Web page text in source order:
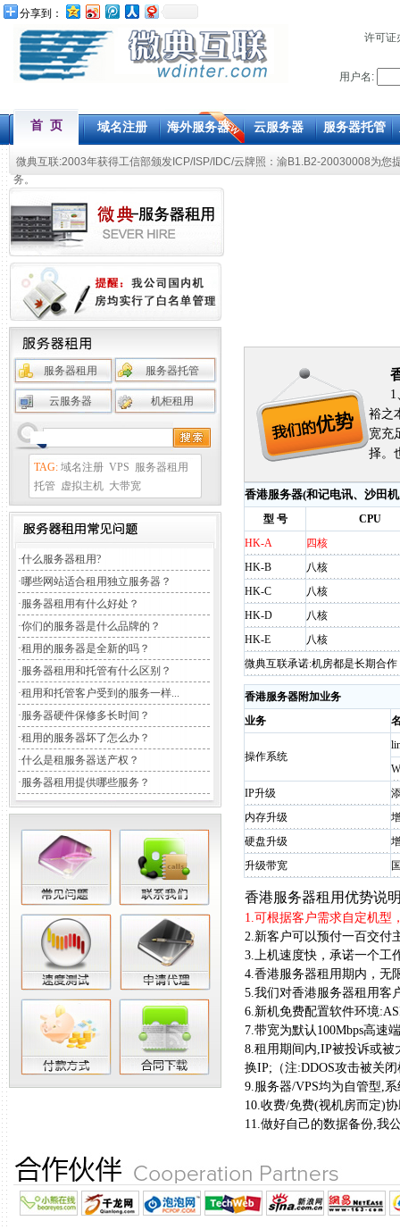
分享到：
许可证
用户名:
首 页 域名注册 海外服务器 云服务器 服务器托管
微典互联:2003年获得工信部颁发ICP/ISP/IDC/云牌照：渝B1.B2-20030008为您
务。
服务器租用 服务器托管
云服务器 机柜租用
TAG: 域名注册 VPS 服务器租用
托管 虚拟主机 大带宽
·什么服务器租用?
·哪些网站适合租用独立服务器？
·服务器租用有什么好处？
·你们的服务器是什么品牌的？
·租用的服务器是全新的吗？
·服务器租用和托管有什么区别？
·租用和托管客户受到的服务一样...
·服务器硬件保修多长时间？
·租用的服务器坏了怎么办？
·什么是租服务器送产权？
·服务器租用提供哪些服务？
1
裕之
宽充
择。
香港服务器(和记电讯、沙田
型 号
CPU
HK-A
四核
HK-B
八核
HK-C
八核
HK-D
八核
HK-E
八核
微典互联承诺:机房都是长期合
香港服务器附加业务
业务
操作系统
IP升级
内存升级
硬盘升级
升级带宽
香港服务器租用优势说
1.可根据客户需求自定机型
2.新客户可以预付一百交付
3.上机速度快，承诺一个工
4.香港服务器租用期内，无
5.我们对香港服务器租用客
6.新机免费配置软件环境
7.带宽为默认100Mbps高速
8.租用期间内,IP被投诉或被
换IP;（注:DDOS攻击被关
9.服务器/VPS均为自管型,
10.收费/免费(视机房而定)
11.做好自己的数据备份,我